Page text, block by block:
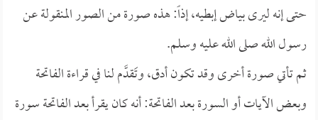
حتى إنه ليرى بياض إبطيه، إذاً: هذه صورة من الصور المنقولة عن
رسول الله صلى الله عليه وسلم.
ثم تأتي صورة أخرى وقد تكون أدق، وتَقدَّم لنا في قراءة الفاتحة
وبعض الآيات أو السورة بعد الفاتحة: أنه كان يقرأ بعد الفاتحة سورة